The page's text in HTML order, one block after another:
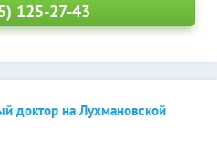
125-27-43
доктор на Лухмановской